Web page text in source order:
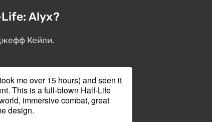
Alyx?
Кейли.
me over 15 hours) and seen it
This is a full-blown Half-Life
immersive combat, great
design.